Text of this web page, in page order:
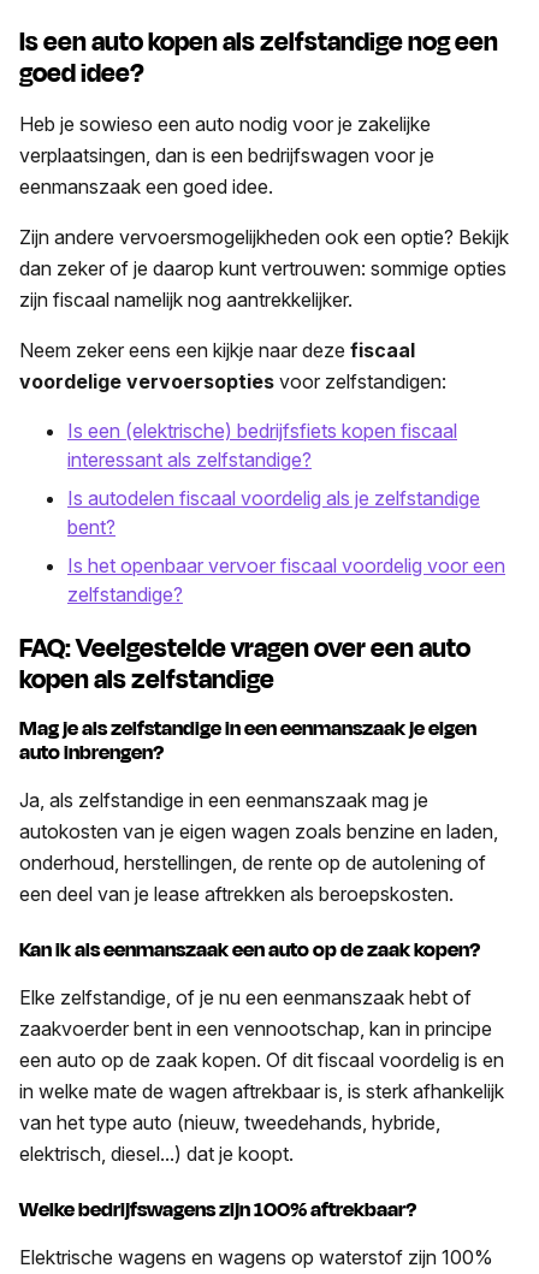
Is een auto kopen als zelfstandige nog een
goed idee?
Heb je sowieso een auto nodig voor je zakelijke
verplaatsingen, dan is een bedrijfswagen voor je
eenmanszaak een goed idee.
Zijn andere vervoersmogelijkheden ook een optie? Bekijk
dan zeker of je daarop kunt vertrouwen: sommige opties
zijn fiscaal namelijk nog aantrekkelijker.
Neem zeker eens een kijkje naar deze fiscaal
voordelige vervoersopties voor zelfstandigen:
Is een (elektrische) bedrijfsfiets kopen fiscaal
interessant als zelfstandige?
Is autodelen fiscaal voordelig als je zelfstandige
bent?
Is het openbaar vervoer fiscaal voordelig voor een
zelfstandige?
FAQ: Veelgestelde vragen over een auto
kopen als zelfstandige
Mag je als zelfstandige in een eenmanszaak je eigen
auto inbrengen?
Ja, als zelfstandige in een eenmanszaak mag je
autokosten van je eigen wagen zoals benzine en laden,
onderhoud, herstellingen, de rente op de autolening of
een deel van je lease aftrekken als beroepskosten.
Kan ik als eenmanszaak een auto op de zaak kopen?
Elke zelfstandige, of je nu een eenmanszaak hebt of
zaakvoerder bent in een vennootschap, kan in principe
een auto op de zaak kopen. Of dit fiscaal voordelig is en
in welke mate de wagen aftrekbaar is, is sterk afhankelijk
van het type auto (nieuw, tweedehands, hybride,
elektrisch, diesel...) dat je koopt.
Welke bedrijfswagens zijn 100% aftrekbaar?
Elektrische wagens en wagens op waterstof zijn 100%